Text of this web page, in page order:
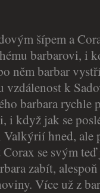
šípem a
barbarovi, i
něm barbar
k
barbara
i když jak se
hned, ale
se svým
zabít,
Více už z